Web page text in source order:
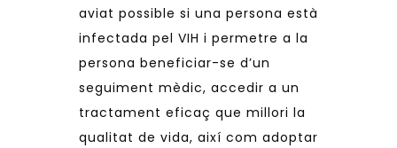
aviat possible si una persona està
infectada pel VIH i permetre a la
persona beneficiar-se d’un
seguiment mèdic, accedir a un
tractament eficaç que millori la
qualitat de vida, així com adoptar